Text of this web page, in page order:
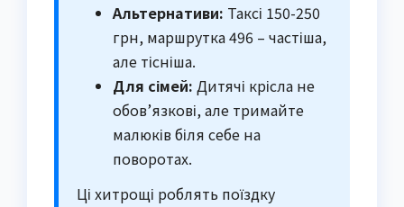
Альтернативи: Таксі 150-250
грн, маршрутка 496 – частіша,
але тісніша.
Для сімей: Дитячі крісла не
обов’язкові, але тримайте
малюків біля себе на
поворотах.
Ці хитрощі роблять поїздку